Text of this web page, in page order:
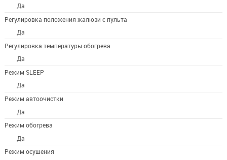
Да
Регулировка положения жалюзи с пульта
Да
Регулировка температуры обогрева
Да
Режим SLEEP
Да
Режим автоочистки
Да
Режим обогрева
Да
Режим осушения